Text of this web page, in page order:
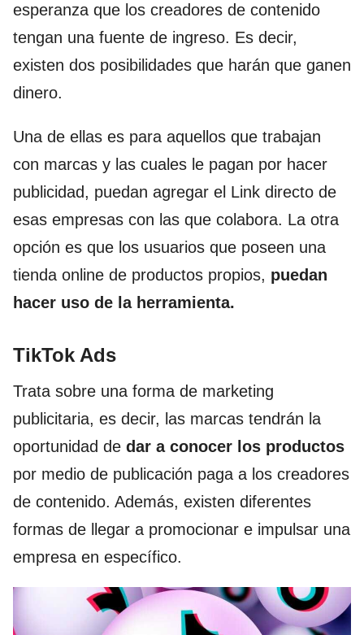
esperanza que los creadores de contenido
tengan una fuente de ingreso. Es decir,
existen dos posibilidades que harán que ganen
dinero.
Una de ellas es para aquellos que trabajan
con marcas y las cuales le pagan por hacer
publicidad, puedan agregar el Link directo de
esas empresas con las que colabora. La otra
opción es que los usuarios que poseen una
tienda online de productos propios, puedan
hacer uso de la herramienta.
TikTok Ads
Trata sobre una forma de marketing
publicitaria, es decir, las marcas tendrán la
oportunidad de dar a conocer los productos
por medio de publicación paga a los creadores
de contenido. Además, existen diferentes
formas de llegar a promocionar e impulsar una
empresa en específico.